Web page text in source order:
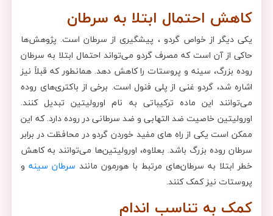
کاهش احتمال ابتلا به سرطان
یکی دیگر از خواص گردو ، پیشگیری از سرطان است. پژوهش‌ها
حاکی از آن است که مصرف گردو می‌تواند احتمال ابتلا به سرطان‌
روده بزرگ، سینه و پروستات را کاهش دهد. همانطور که قبلاً نیز
اشاره شد، گردو غنی از پلی فنول است. برخی از باکتری‌های روده
می‌توانند این ماده ترکیباتی به نام اورولیتین تبدیل کنند.
اورولیتین خاصیت ضد التهابی و ضد سرطانی در روده دارد. که این
ممکن است یکی از راه های مفید خوردن گردو در محافظت در برابر
سرطان روده بزرگ باشد. بعلاوه، اورولیتین‌‌ها می‌توانند به کاهش
خطر ابتلا به سرطان‌های مرتبط با هورمون مانند سرطان سینهو
پروستات نیز کمک کنند.
کمک به تناسب اندام